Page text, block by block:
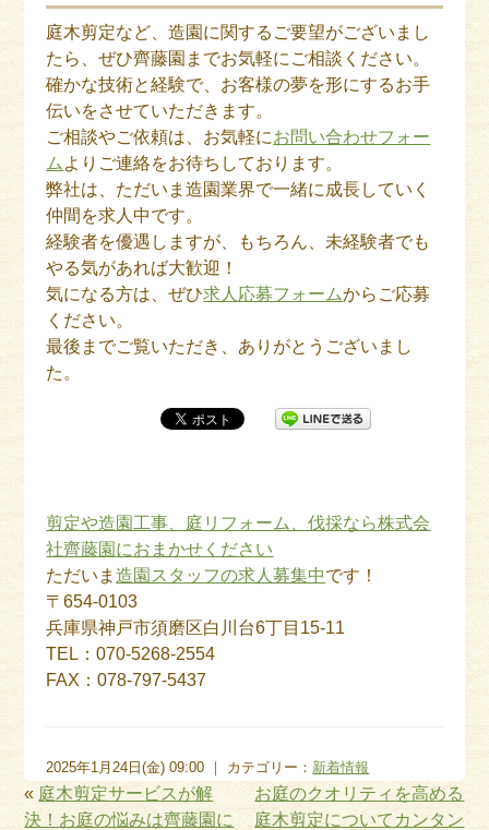
庭木剪定など、造園に関するご要望がございまし
たら、ぜひ齊藤園までお気軽にご相談ください。
確かな技術と経験で、お客様の夢を形にするお手
伝いをさせていただきます。
ご相談やご依頼は、お気軽にお問い合わせフォー
ム よりご連絡をお待ちしております。
弊社は、ただいま造園業界で一緒に成長していく
仲間を求人中です。
経験者を優遇しますが、もちろん、未経験者でも
やる気があれば大歓迎！
気になる方は、ぜひ求人応募フォームからご応募
ください。
最後までご覧いただき、ありがとうございまし
た。
剪定や造園工事、庭リフォーム、伐採なら株式会
社齊藤園におまかせください
ただいま造園スタッフの求人募集中です！
〒654-0103
兵庫県神戸市須磨区白川台6丁目15-11
TEL：070-5268-2554
FAX：078-797-5437
2025年1月24日(金) 09:00 ｜ カテゴリー： 新着情報
« 庭木剪定サービスが解
決！お庭の悩みは齊藤園に
お庭のクオリティを高める
庭木剪定についてカンタン